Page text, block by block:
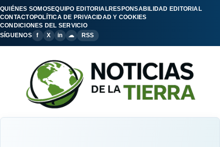
QUIÉNES SOMOSEQUIPO EDITORIALRESPONSABILIDAD EDITORIAL
CONTACTOPOLÍTICA DE PRIVACIDAD Y COOKIES
CONDICIONES DEL SERVICIO
SÍGUENOS
f X in ☁ RSS